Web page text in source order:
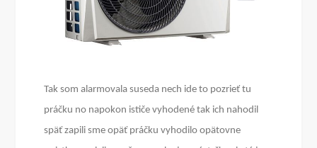
Tak som alarmovala suseda nech ide to pozrieť tu
práčku no napokon ističe vyhodené tak ich nahodil
späť zapili sme opäť práčku vyhodilo opätovne